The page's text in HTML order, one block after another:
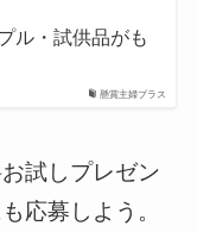
懸賞主婦プラス
ル・試供品がも
試しプレゼン
応募しよう。